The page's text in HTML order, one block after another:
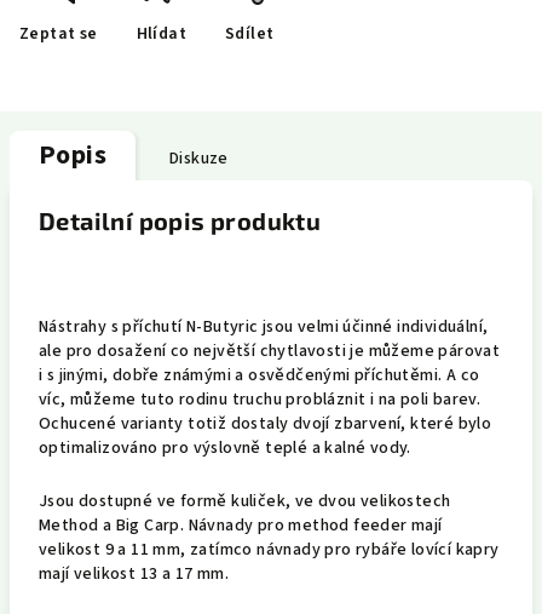
Zeptat se Hlídat Sdílet
Popis Diskuze
Detailní popis produktu
Nástrahy s příchutí N-Butyric jsou velmi účinné individuální,
ale pro dosažení co největší chytlavosti je můžeme párovat
i s jinými, dobře známými a osvědčenými příchutěmi. A co
víc, můžeme tuto rodinu truchu probláznit i na poli barev.
Ochucené varianty totiž dostaly dvojí zbarvení, které bylo
optimalizováno pro výslovně teplé a kalné vody.
Jsou dostupné ve formě kuliček, ve dvou velikostech
Method a Big Carp. Návnady pro method feeder mají
velikost 9 a 11 mm, zatímco návnady pro rybáře lovící kapry
mají velikost 13 a 17 mm.